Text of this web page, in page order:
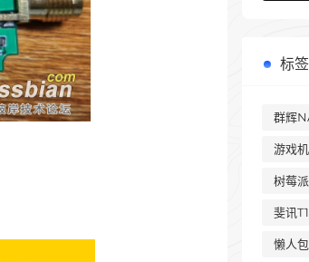
标
群辉
游戏机
树莓
斐讯
懒人